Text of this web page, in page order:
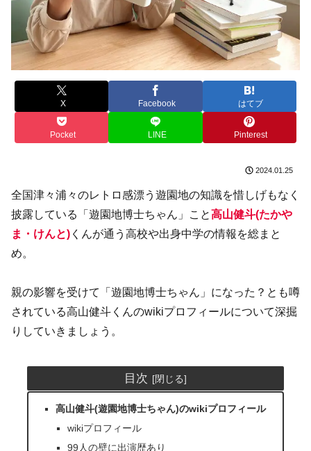
X Facebook はてブ
Pocket LINE Pinterest
2024.01.25
全国津々浦々のレトロ感漂う遊園地の知識を惜しげもなく
披露している「遊園地博士ちゃん」こと高山健斗(たかや
ま・けんと) くんが通う高校や出身中学の情報を総まと
め。
親の影響を受けて「遊園地博士ちゃん」になった？とも噂
されている高山健斗くんのwikiプロフィールについて深掘
りしていきましょう。
目次
高山健斗(遊園地博士ちゃん)のwikiプロフィール
wikiプロフィール
99人の壁に出演歴あり